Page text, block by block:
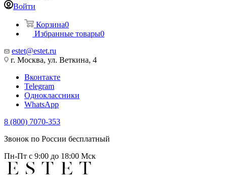
Войти
Корзина0
Избранные товары0
estet@estet.ru
г. Москва, ул. Веткина, 4
Вконтакте
Telegram
Одноклассники
WhatsApp
8 (800) 7070-353
Звонок по России бесплатный
Пн-Пт с 9:00 до 18:00 Мск